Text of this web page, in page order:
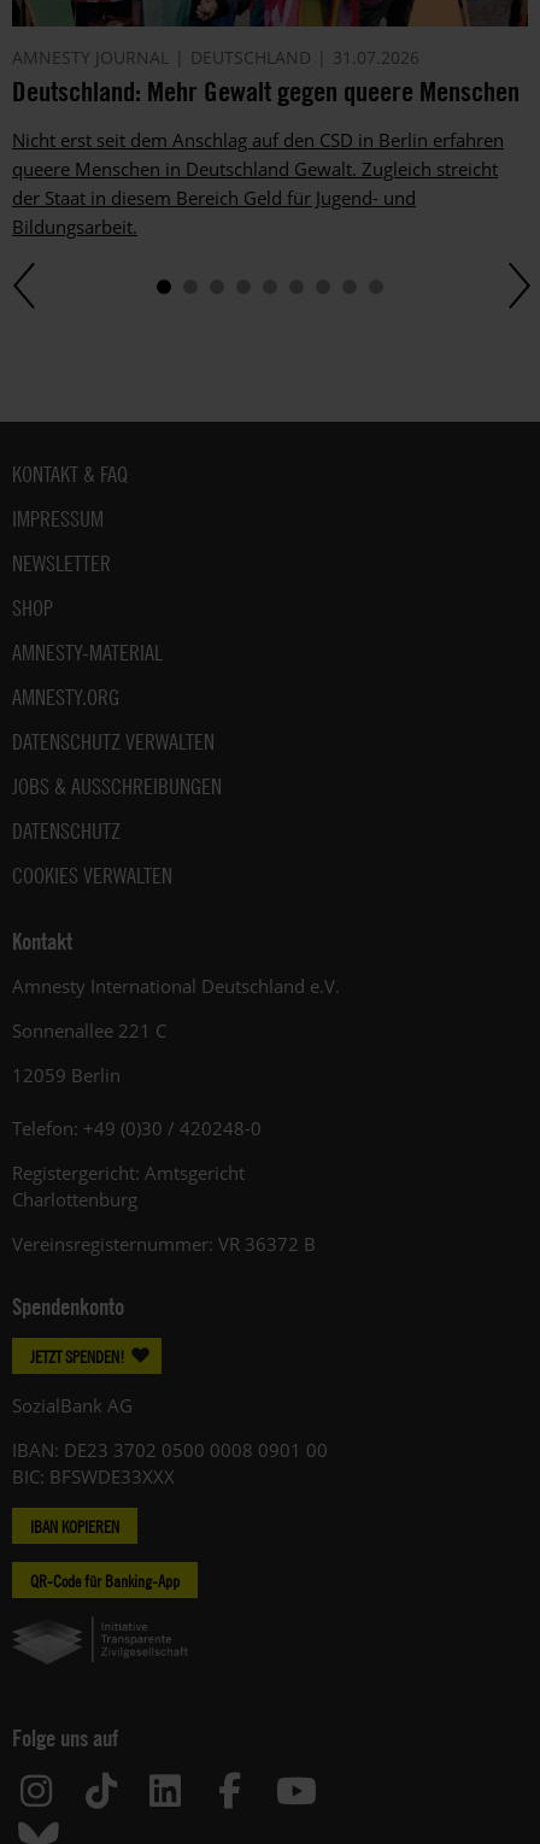
AMNESTY JOURNAL DEUTSCHLAND 31.07.2026
Deutschland: Mehr Gewalt gegen queere Menschen
Nicht erst seit dem Anschlag auf den CSD in Berlin erfahren
queere Menschen in Deutschland Gewalt. Zugleich streicht
der Staat in diesem Bereich Geld für Jugend- und
Bildungsarbeit.
Fußbereich
KONTAKT & FAQ
IMPRESSUM
NEWSLETTER
SHOP
AMNESTY-MATERIAL
AMNESTY.ORG
DATENSCHUTZ VERWALTEN
JOBS & AUSSCHREIBUNGEN
DATENSCHUTZ
COOKIES VERWALTEN
Kontakt
Amnesty International Deutschland e.V.
Sonnenallee 221 C
12059 Berlin
Telefon: +49 (0)30 / 420248-0
Registergericht: Amtsgericht
Charlottenburg
Vereinsregisternummer: VR 36372 B
Spendenkonto
JETZT SPENDEN!
SozialBank AG
IBAN: DE23 3702 0500 0008 0901 00
BIC: BFSWDE33XXX
IBAN KOPIEREN
QR-Code für Banking-App
Folge uns auf